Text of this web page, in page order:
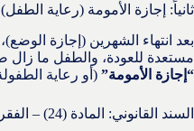
ثانياً: إجازة الأمومة (رعاية
بعد انتهاء الشهرين (إجازة
مستعدة للعودة، والطفل ما زال
“إجازة الأمومة” (أو رعاية
السند القانوني: المادة (24) – الفقرة الثانية